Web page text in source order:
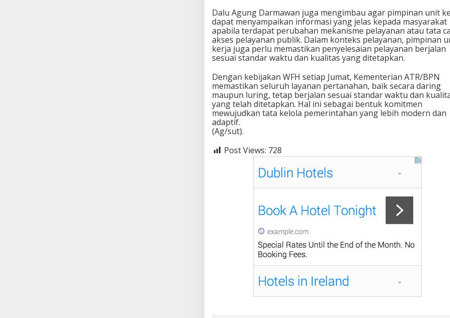
Dalu Agung Darmawan juga mengimbau agar pimpinan unit
dapat menyampaikan informasi yang jelas kepada masyarakat
apabila terdapat perubahan mekanisme pelayanan atau tata
akses pelayanan publik. Dalam konteks pelayanan, pimpinan
kerja juga perlu memastikan penyelesaian pelayanan berjalan
sesuai standar waktu dan kualitas yang ditetapkan.
Dengan kebijakan WFH setiap Jumat, Kementerian ATR/BPN
memastikan seluruh layanan pertanahan, baik secara daring
maupun luring, tetap berjalan sesuai standar waktu dan
yang telah ditetapkan. Hal ini sebagai bentuk komitmen
mewujudkan tata kelola pemerintahan yang lebih modern dan
adaptif.
(Ag/sut).
Post Views: 728